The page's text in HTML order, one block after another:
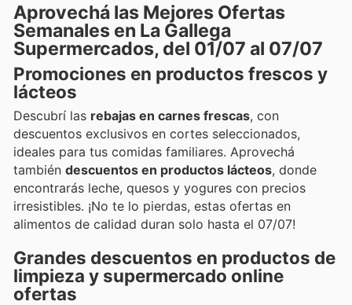
Aprovechá las Mejores Ofertas
Semanales en La Gallega
Supermercados, del 01/07 al 07/07
Promociones en productos frescos y
lácteos
Descubrí las rebajas en carnes frescas, con
descuentos exclusivos en cortes seleccionados,
ideales para tus comidas familiares. Aprovechá
también descuentos en productos lácteos, donde
encontrarás leche, quesos y yogures con precios
irresistibles. ¡No te lo pierdas, estas ofertas en
alimentos de calidad duran solo hasta el 07/07!
Grandes descuentos en productos de
limpieza y supermercado online
ofertas